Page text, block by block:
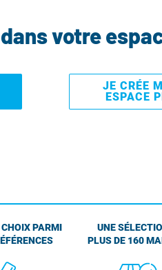
votre
JE CRÉE
ESPACE
PARMI
UNE
PLUS DE 160